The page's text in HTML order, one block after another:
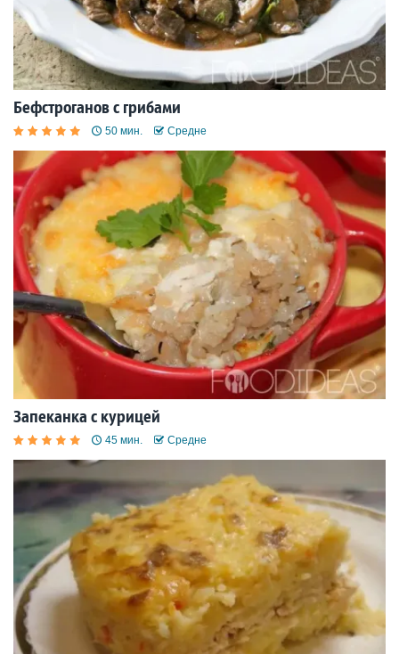
Бефстроганов с грибами
50 мин. Средне
Запеканка с курицей
45 мин. Средне